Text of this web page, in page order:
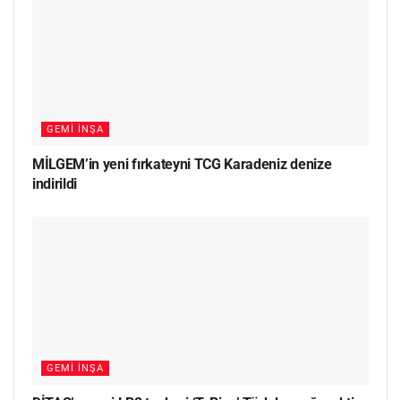
GEMI İNŞA
MİLGEM’in yeni fırkateyni TCG Karadeniz denize
indirildi
GEMI İNŞA